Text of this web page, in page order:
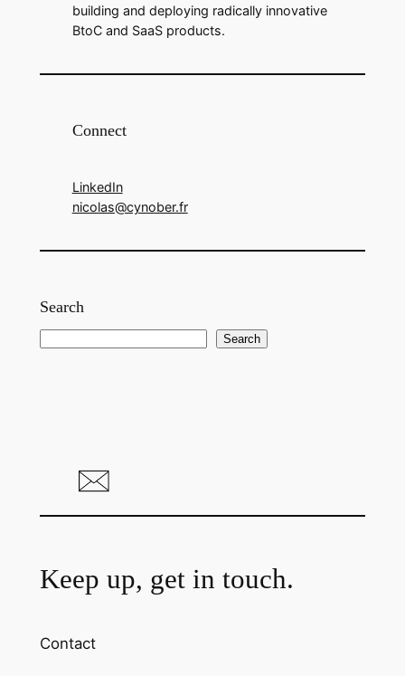
building and deploying radically innovative
BtoC and SaaS products.
Connect
LinkedIn
nicolas@cynober.fr
Search
Search
Keep up, get in touch.
Contact